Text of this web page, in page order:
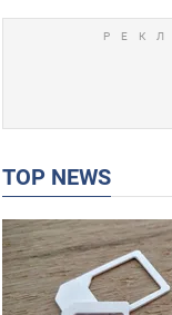
TOP NEWS